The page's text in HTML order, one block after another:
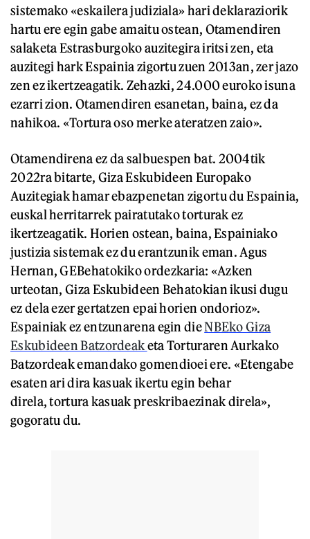
sistemako «eskailera judiziala» hari deklaraziorik
hartu ere egin gabe amaitu ostean, Otamendiren
salaketa Estrasburgoko auzitegira iritsi zen, eta
auzitegi hark Espainia zigortu zuen 2013an, zer jazo
zen ez ikertzeagatik. Zehazki, 24.000 euroko isuna
ezarri zion. Otamendiren esanetan, baina, ez da
nahikoa. «Tortura oso merke ateratzen zaio».
Otamendirena ez da salbuespen bat. 2004tik
2022ra bitarte, Giza Eskubideen Europako
Auzitegiak hamar ebazpenetan zigortu du Espainia,
euskal herritarrek pairatutako torturak ez
ikertzeagatik. Horien ostean, baina, Espainiako
justizia sistemak ez du erantzunik eman. Agus
Hernan, GEBehatokiko ordezkaria: «Azken
urteotan, Giza Eskubideen Behatokian ikusi dugu
ez dela ezer gertatzen epai horien ondorioz».
Espainiak ez entzunarena egin dieNBEko Giza
Eskubideen Batzordeaketa Torturaren Aurkako
Batzordeak emandako gomendioei ere. «Etengabe
esaten ari dira kasuak ikertu egin behar
direla, tortura kasuak preskribaezinak direla»,
gogoratu du.